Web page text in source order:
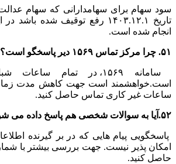
سود سهام برای سهامدارانی که سهام عدالت
تاریخ ۱۴۰۳.۱۲.۱ رفع توقیف شده
انجام شده است.
۵۱. چرا مرکز تماس ۱۵۶۹ دیر پاسخگو است؟
سامانه ۱۵۶۹، در تمام
است.خواهشمند است جهت کاهش مدت
ساعات غیر کاری تماس حاصل کنید.
۵۲.آیا به سوالات شخصی هم پاسخ داده می شود؟
پاسخگویی پیام هایی که در بر گیرنده
حاصل کنید.